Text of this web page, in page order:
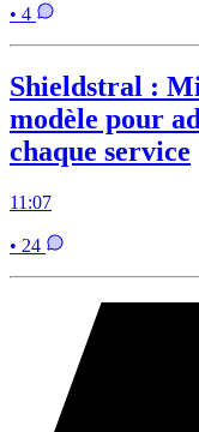
• 4
Shieldstral :
modèle pour
chaque service
11:07
• 24